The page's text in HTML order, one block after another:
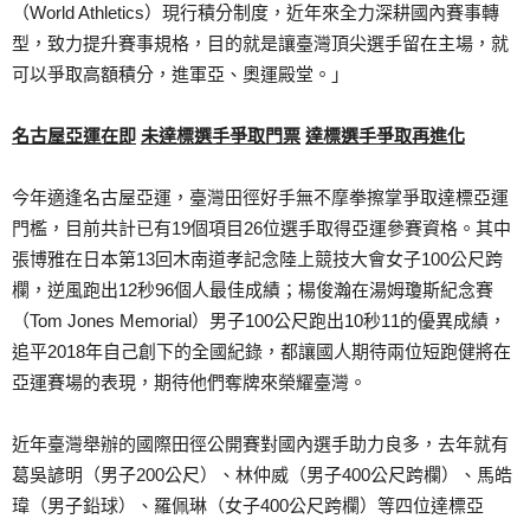
（World Athletics）現行積分制度，近年來全力深耕國內賽事轉
型，致力提升賽事規格，目的就是讓臺灣頂尖選手留在主場，就
可以爭取高額積分，進軍亞、奧運殿堂。」
名古屋亞運在即 未達標選手爭取門票 達標選手爭取再進化
今年適逢名古屋亞運，臺灣田徑好手無不摩拳擦掌爭取達標亞運
門檻，目前共計已有19個項目26位選手取得亞運參賽資格。其中
張博雅在日本第13回木南道孝記念陸上競技大會女子100公尺跨
欄，逆風跑出12秒96個人最佳成績；楊俊瀚在湯姆瓊斯紀念賽
（Tom Jones Memorial）男子100公尺跑出10秒11的優異成績，
追平2018年自己創下的全國紀錄，都讓國人期待兩位短跑健將在
亞運賽場的表現，期待他們奪牌來榮耀臺灣。
近年臺灣舉辦的國際田徑公開賽對國內選手助力良多，去年就有
葛吳諺明（男子200公尺）、林仲威（男子400公尺跨欄）、馬皓
瑋（男子鉛球）、羅佩琳（女子400公尺跨欄）等四位達標亞